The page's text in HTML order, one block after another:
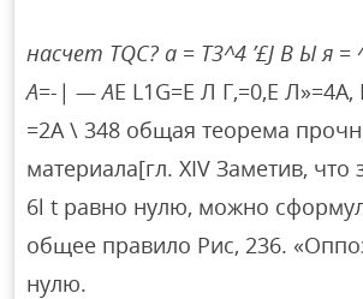
насчет TQC? а = Т3^4 ’£J В Ы я
А=-| — АЕ L1G=Е Л Г,=0,Е Л»=4А,
=2A \ 348 общая теорема
материала[гл. XIV Заметив, что
6l t равно нулю, можно
общее правило Рис, 236.
нулю.